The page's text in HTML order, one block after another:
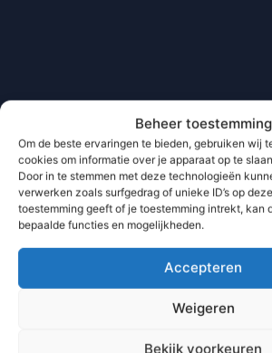
Beheer toestemming
Om de beste ervaringen te bieden, gebruiken wij
cookies om informatie over je apparaat op te
Door in te stemmen met deze technologieën
verwerken zoals surfgedrag of unieke ID’s op
toestemming geeft of je toestemming intrekt, kan
bepaalde functies en mogelijkheden.
Accepteren
Weigeren
Bekijk voorkeuren